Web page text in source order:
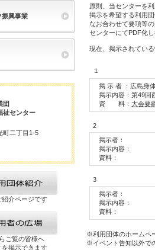
原則、当センターを
掲示を希望する利用
なお合わせて要項等
センターにてPDF化
現在、掲示されてい
１
掲 示 者 ：広島身
掲示内容：第49回
資 料： 大会要
2
掲示者：
掲示内容：
資料：
3
掲示者：
掲示内容：
資料：
※利用団体のホームペ
※イベント告知以外で
振興事業
団
祉センター
町二丁目1-5
介ページです
ご覧の皆様へ
掲示できます